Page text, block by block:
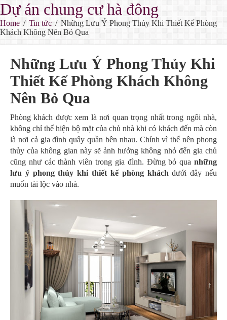
Dự án chung cư hà đông
Home / Tin tức / Những Lưu Ý Phong Thủy Khi Thiết Kế Phòng
Khách Không Nên Bỏ Qua
Những Lưu Ý Phong Thủy Khi
Thiết Kế Phòng Khách Không
Nên Bỏ Qua
Phòng khách được xem là nơi quan trọng nhất trong ngôi nhà,
không chỉ thể hiện bộ mặt của chủ nhà khi có khách đến mà còn
là nơi cả gia đình quây quần bên nhau. Chính vì thế nên phong
thủy của không gian này sẽ ảnh hưởng không nhỏ đến gia chủ
cũng như các thành viên trong gia đình. Đừng bỏ qua những
lưu ý phong thủy khi thiết kế phòng kháchdưới đây nếu
muốn tài lộc vào nhà.